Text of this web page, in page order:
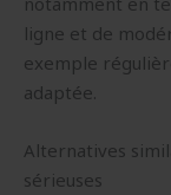
ligne et de
exemple
adaptée.
Alternatives
sérieuses